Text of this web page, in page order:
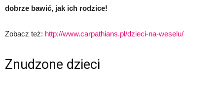
dobrze bawić, jak ich rodzice!
Zobacz też: http://www.carpathians.pl/dzieci-na-weselu/
Znudzone dzieci